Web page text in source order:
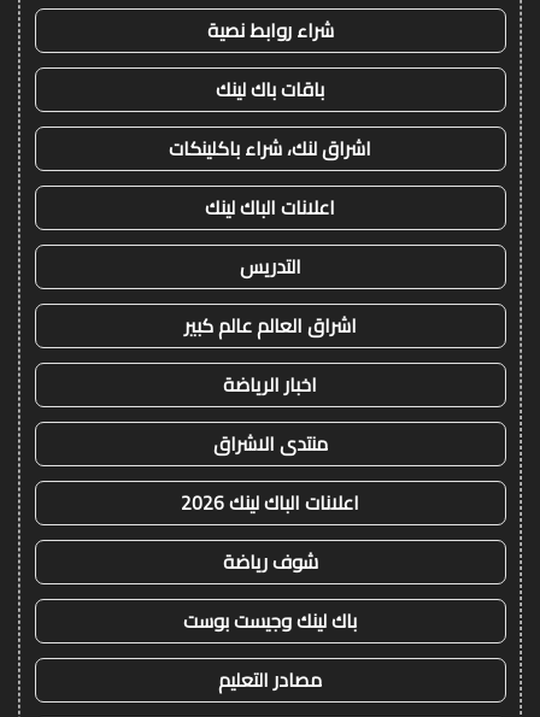
شراء روابط نصية
باقات باك لينك
اشراق لنك، شراء باكلينكات
اعلانات الباك لينك
التدريس
اشراق العالم عالم كبير
اخبار الرياضة
منتدى الاشراق
اعلانات الباك لينك 2026
شوف رياضة
باك لينك وجيست بوست
مصادر التعليم